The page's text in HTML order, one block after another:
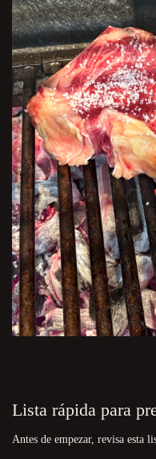
Lista rápida para
Antes de empezar, revisa esta